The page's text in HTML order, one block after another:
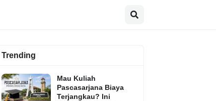
Trending
Mau Kuliah
Pascasarjana Biaya
Terjangkau? Ini